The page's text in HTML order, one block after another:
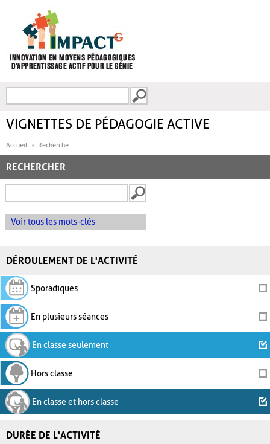
FORMULAIRE DE
VIGNETTES DE PÉDAGOGIE ACTIVE
Accueil Recherche
RECHERCHER
Voir tous les mots-clés
DÉROULEMENT DE L'ACTIVITÉ
Sporadiques
En plusieurs séances
En classe seulement
Hors classe
En classe et hors classe
DURÉE DE L'ACTIVITÉ